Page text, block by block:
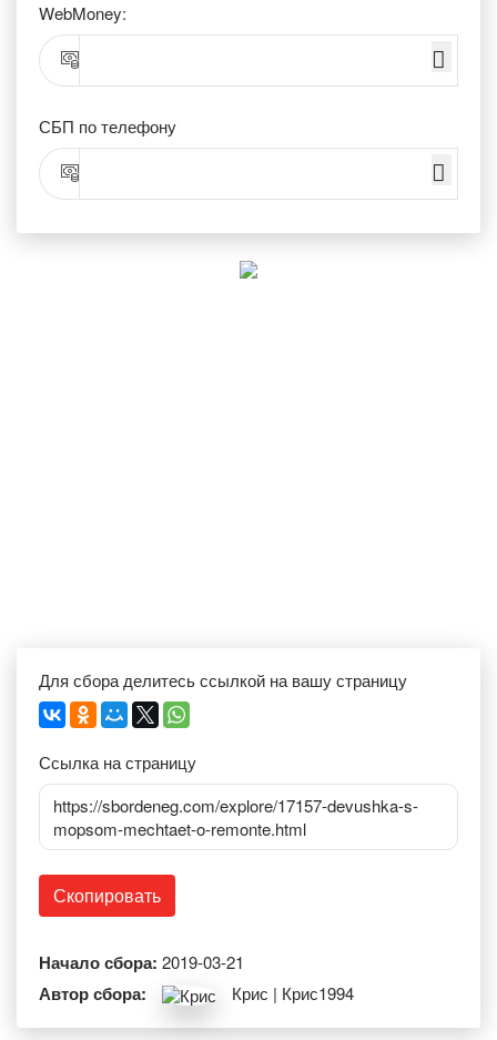
WebMoney:
СБП по телефону
Для сбора делитесь ссылкой на вашу страницу
Ссылка на страницу
https://sbordeneg.com/explore/17157-devushka-s-
mopsom-mechtaet-o-remonte.html
Скопировать
Начало сбора: 2019-03-21
Автор сбора: Крис | Крис1994